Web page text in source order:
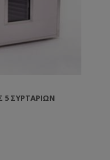
ΣΥΡΤΑΡΙΩΝ